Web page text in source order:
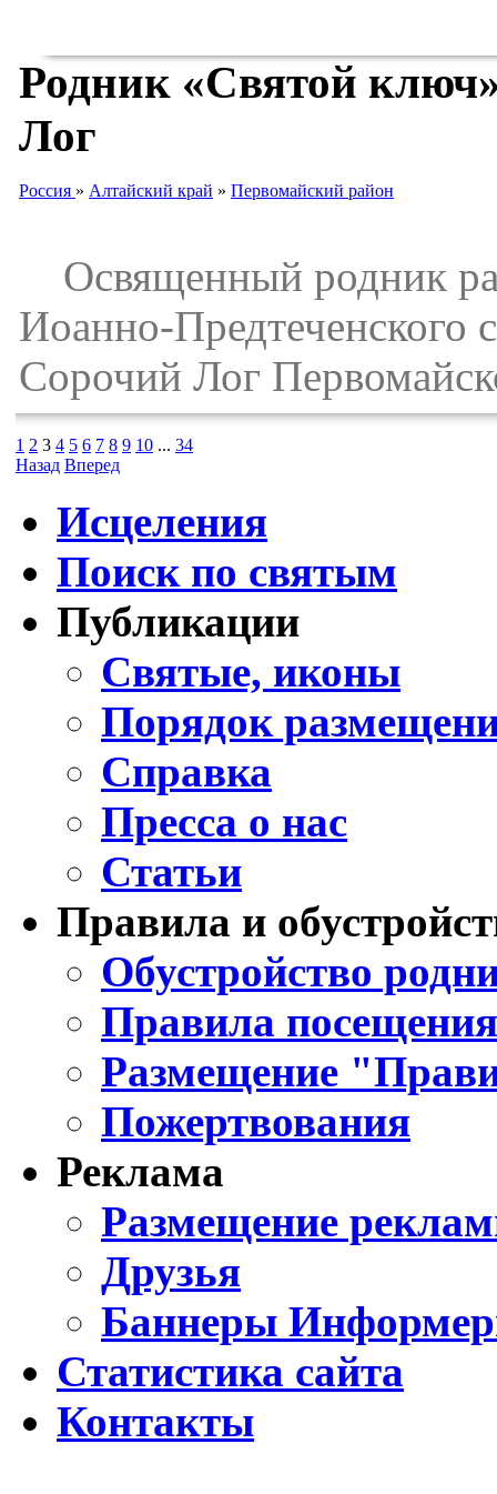
Родник «Святой
Лог
Россия » Алтайский край » Первомайский район
Освященный родник
Иоанно-Предтеченского
Сорочий Лог
1 2 3 4 5 6 7 8 9 10 ... 34
Назад Вперед
Исцеления
Поиск по святым
Публикации
Святые, иконы
Порядок
Справка
Пресса о нас
Статьи
Правила и
Обустройство
Правила
Размещение
Пожертвования
Реклама
Размещение
Друзья
Баннеры
Статистика сайта
Контакты